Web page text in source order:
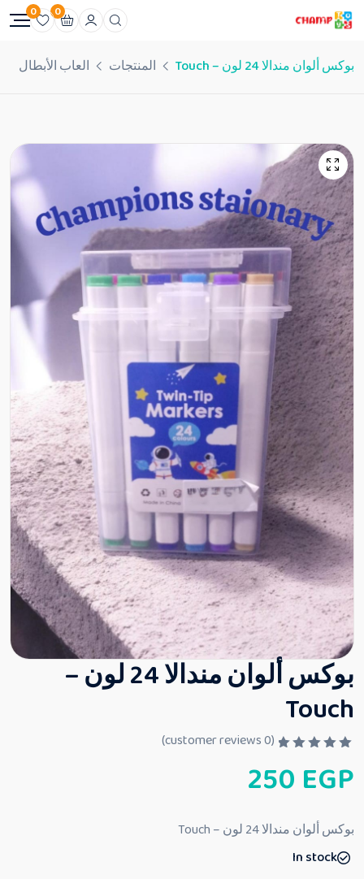
0
0
بوكس ألوان مندالا 24 لون – Touch المنتجات العاب الأبطال
بوكس ألوان مندالا 24 لون –
Touch
م
ا
ي
م
(
0
250 EGP
بوكس ألوان مندالا 24 لون – Touch
In stock